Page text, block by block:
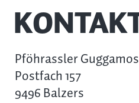
Pföhrassler
Postfach 157
9496 Balzers